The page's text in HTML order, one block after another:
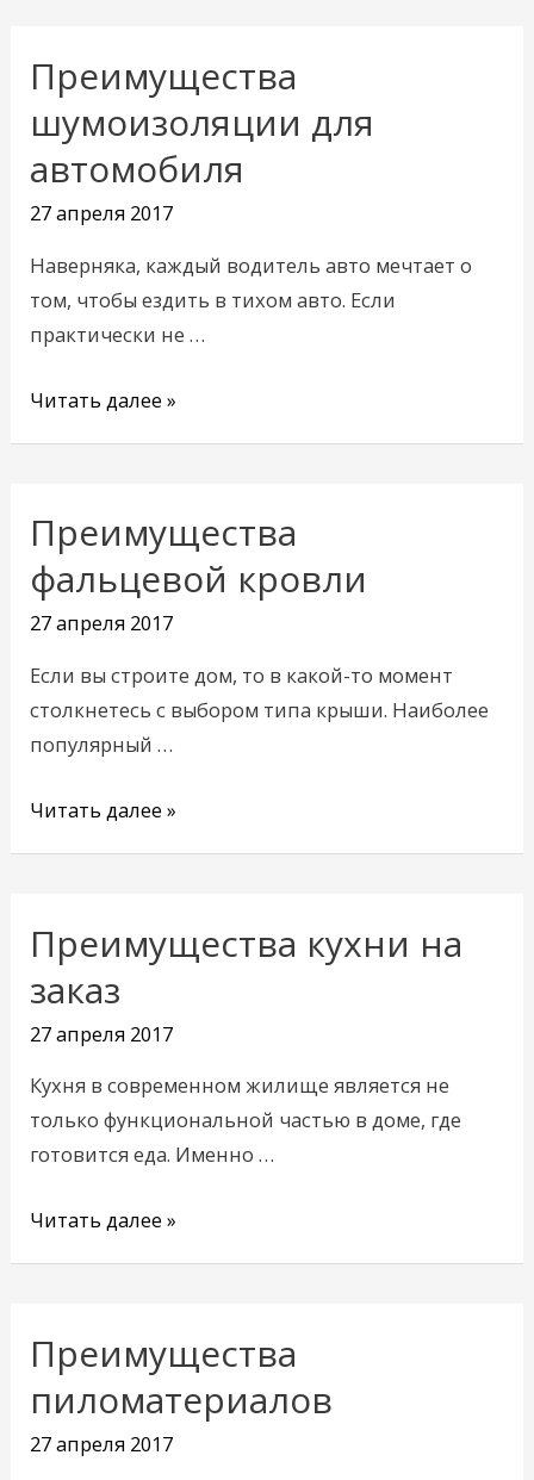
Преимущества
шумоизоляции для
автомобиля
27 апреля 2017
Наверняка, каждый водитель авто мечтает о
том, чтобы ездить в тихом авто. Если
практически не …
Преимущества
шумоизоляции
для
автомобиля
Читать далее »
Преимущества
фальцевой кровли
27 апреля 2017
Если вы строите дом, то в какой-то момент
столкнетесь с выбором типа крыши. Наиболее
популярный …
Преимущества
фальцевой
кровли
Читать далее »
Преимущества кухни на
заказ
27 апреля 2017
Кухня в современном жилище является не
только функциональной частью в доме, где
готовится еда. Именно …
Преимущества
кухни
на
заказ
Читать далее »
Преимущества
пиломатериалов
27 апреля 2017
Преимущества
пиломатериалов